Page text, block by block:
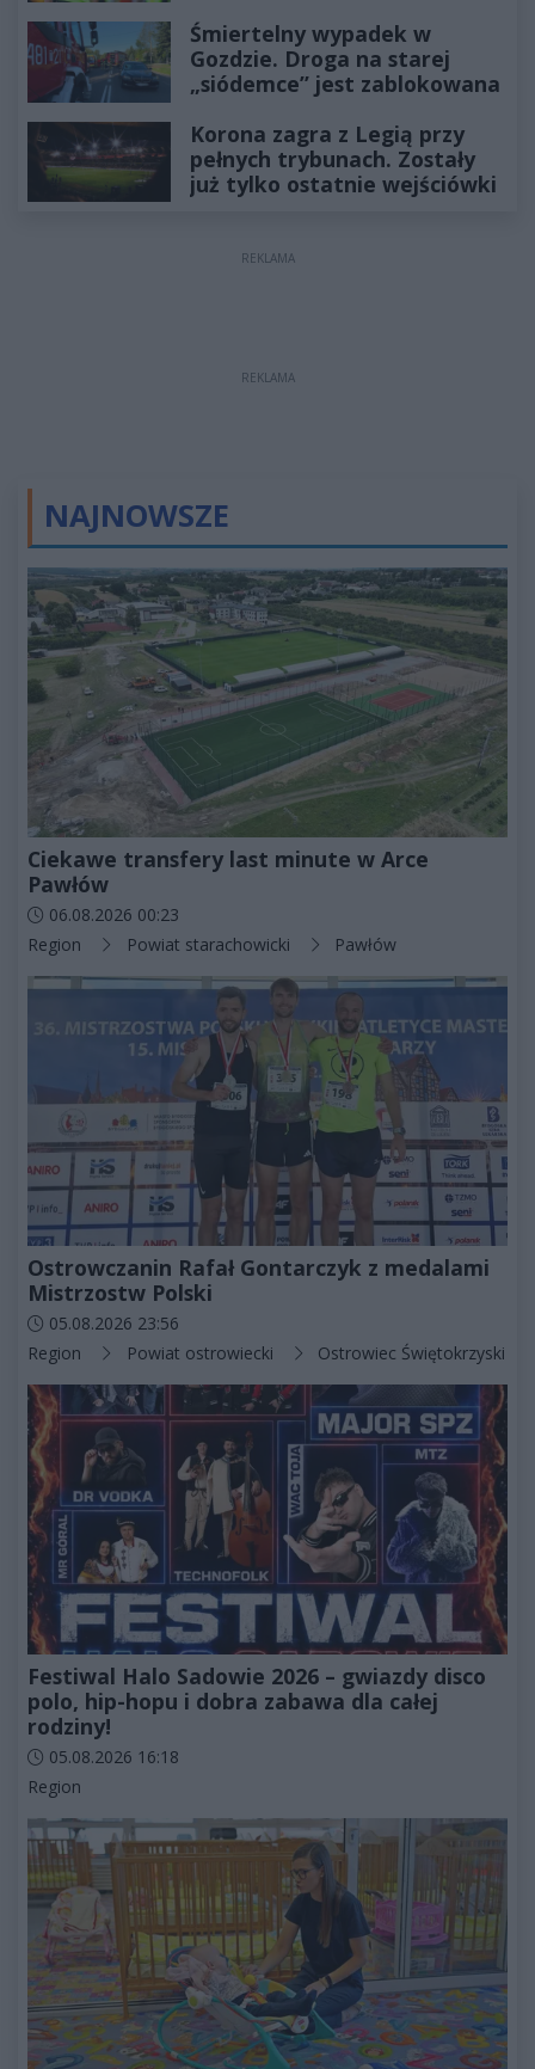
Śmiertelny wypadek w
Gozdzie. Droga na starej
„siódemce” jest zablokowana
Korona zagra z Legią przy
pełnych trybunach. Zostały
już tylko ostatnie wejściówki
REKLAMA
REKLAMA
NAJNOWSZE
Ciekawe transfery last minute w Arce
Pawłów
Data dodania artykułu:
06.08.2026 00:23
Kategorie artykułu:
Region Powiat starachowicki Pawłów
Ostrowczanin Rafał Gontarczyk z medalami
Mistrzostw Polski
Data dodania artykułu:
05.08.2026 23:56
Kategorie artykułu:
Region Powiat ostrowiecki Ostrowiec Świętokrzyski
Festiwal Halo Sadowie 2026 – gwiazdy disco
polo, hip-hopu i dobra zabawa dla całej
rodziny!
Data dodania artykułu:
05.08.2026 16:18
Kategorie artykułu:
Region